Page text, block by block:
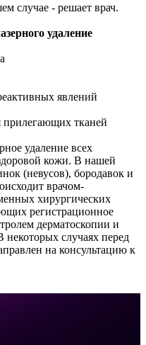
случае - решает врач.
удаление
явлений
тканей
удаление всех
кожи. В нашей
(невусов), бородавок и
врачом-
хирургических
регистрационное
дерматоскопии и
некоторых случаях перед
на консультацию к